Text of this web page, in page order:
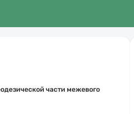
части межевого